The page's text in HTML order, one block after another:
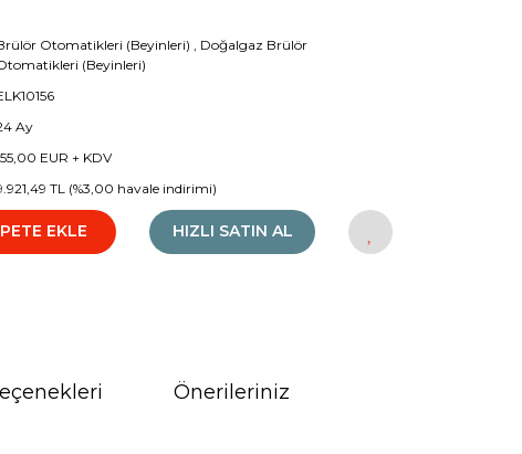
Otomatikleri (Beyinleri)
Doğalgaz Brülör
(Beyinleri)
Ay
EUR + KDV
TL (%3,00 havale indirimi)
EKLE HIZLI SATIN AL
Önerileriniz